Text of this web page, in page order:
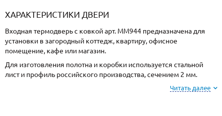
ХАРАКТЕРИСТИКИ ДВЕРИ
Входная термодверь с ковкой арт. ММ944 предназначена для
установки в загородный коттедж, квартиру, офисное
помещение, кафе или магазин.
Для изготовления полотна и коробки используется стальной
лист и профиль российского производства, сечением 2 мм.
Готовая конструкция имеет необходимую жесткость иЧитать далее